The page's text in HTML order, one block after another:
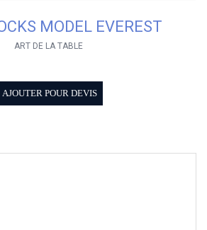
MODEL EVEREST
ART DE LA TABLE
AJOUTER POUR DEVIS